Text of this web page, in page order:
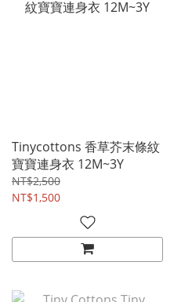
Tinycottons 香草芥末條紋
寶寶連身衣 12M~3Y
NT$2,500
NT$1,500